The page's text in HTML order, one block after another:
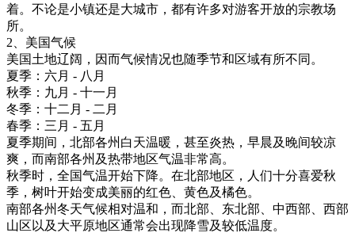
着。不论是小镇还是大城市，都有许多对游客开放的宗教场
所。
2、美国气候
美国土地辽阔，因而气候情况也随季节和区域有所不同。
夏季：六月 - 八月
秋季：九月 - 十一月
冬季：十二月 - 二月
春季：三月 - 五月
夏季期间，北部各州白天温暖，甚至炎热，早晨及晚间较凉
爽，而南部各州及热带地区气温非常高。
秋季时，全国气温开始下降。在北部地区，人们十分喜爱秋
季，树叶开始变成美丽的红色、黄色及橘色。
南部各州冬天气候相对温和，而北部、东北部、中西部、西部
山区以及大平原地区通常会出现降雪及较低温度。